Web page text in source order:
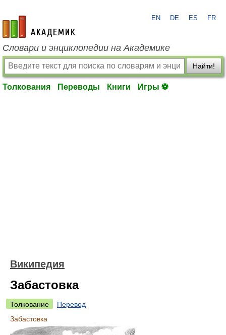
academic.ru
EN DE ES FR
Словари и энциклопедии на Академике
Найти!
Толкования Переводы Книги Игры ⚽
Википедия
Забастовка
Толкование
Перевод
Забастовка